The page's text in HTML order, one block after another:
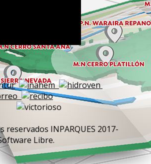
reservados INPARQUES 2017-
Libre.